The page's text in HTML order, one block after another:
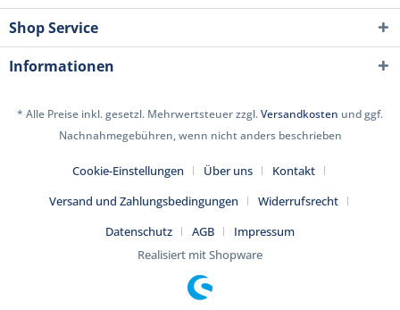
Shop Service
Informationen
* Alle Preise inkl. gesetzl. Mehrwertsteuer zzgl.Versandkosten und ggf.
Nachnahmegebühren, wenn nicht anders beschrieben
Cookie-Einstellungen Über uns
Kontakt
Versand und Zahlungsbedingungen
Widerrufsrecht
Datenschutz
AGB
Impressum
Realisiert mit Shopware